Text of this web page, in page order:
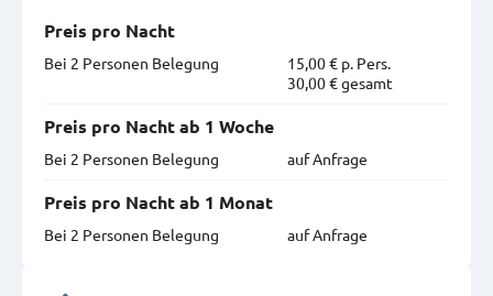
Preis pro Nacht
Bei 2 Personen Belegung
15,00 € p. Pers.
30,00 € gesamt
Preis pro Nacht ab 1 Woche
Bei 2 Personen Belegung
auf Anfrage
Preis pro Nacht ab 1 Monat
Bei 2 Personen Belegung
auf Anfrage